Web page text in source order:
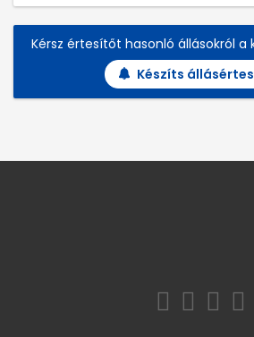
Kérsz értesítőt hasonló állásokról a
Készíts